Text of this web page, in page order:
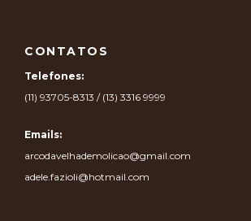
CONTATOS
Telefones:
(11) 93705-8313 / (13) 3316 9999
Emails:
arcodavelhademolicao@gmail.com
adele.fazioli@hotmail.com